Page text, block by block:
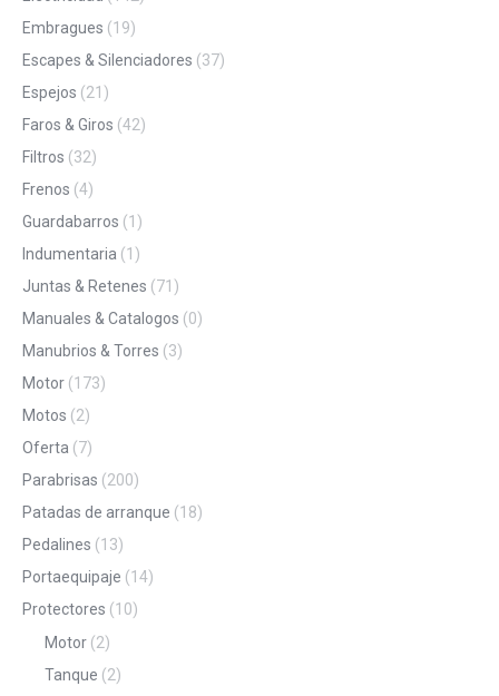
Embragues (19)
Escapes & Silenciadores (37)
Espejos (21)
Faros & Giros (42)
Filtros (32)
Frenos (4)
Guardabarros (1)
Indumentaria (1)
Juntas & Retenes (71)
Manuales & Catalogos (0)
Manubrios & Torres (3)
Motor (173)
Motos (2)
Oferta (7)
Parabrisas (200)
Patadas de arranque (18)
Pedalines (13)
Portaequipaje (14)
Protectores (10)
Motor (2)
Tanque (2)